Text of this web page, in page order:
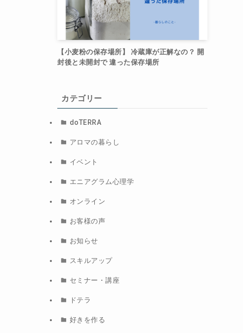
【小麦粉の保存場所】 冷蔵庫が正解なの？ 開
封後と未開封で 違った保存場所
カテゴリー
doTERRA
アロマの暮らし
イベント
エニアグラム心理学
オンライン
お客様の声
お知らせ
スキルアップ
セミナー・講座
ドテラ
好きを作る